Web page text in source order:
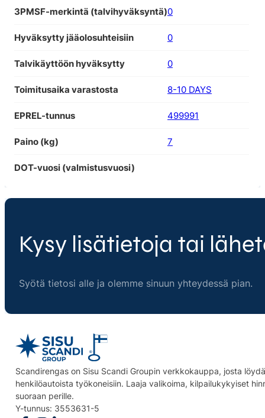
3PMSF-merkintä (talvihyväksyntä)0
Hyväksytty jääolosuhteisiin 0
Talvikäyttöön hyväksytty 0
Toimitusaika varastosta 8-10 DAYS
EPREL-tunnus 499991
Paino (kg) 7
DOT-vuosi (valmistusvuosi)
Kysy lisätietoja tai
Syötä tietosi alle ja olemme sinuun yhteydessä pian.
Scandirengas on Sisu Scandi Groupin verkkokauppa, josta
henkilöautoista työkoneisiin. Laaja valikoima, kilpailukykyiset
suoraan perille.
Y-tunnus: 3553631-5